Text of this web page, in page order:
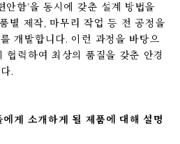
안함’을 동시에 갖춘 설계 방법을
별 제작, 마무리 작업 등 전 공정을
개발합니다. 이런 과정을 바탕으
협력하여 최상의 품질을 갖춘 안경
.
게 소개하게 될 제품에 대해 설명